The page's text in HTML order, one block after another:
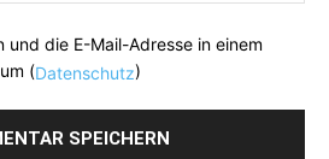
und die E-Mail-Adresse in einem
(Datenschutz)